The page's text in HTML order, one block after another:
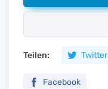
Teilen: Twitter
Facebook